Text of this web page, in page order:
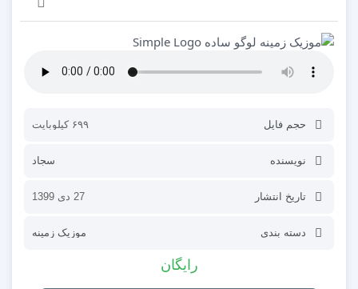
حجم فایل ۶۹۹ کیلوبایت
نویسنده سجاد
تاریخ انتشار 27 دی 1399
دسته بندی موزیک زمینه
رایگان